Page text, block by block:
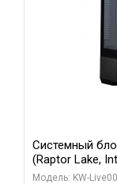
Системный
(Raptor Lake,
модуля)/ Palit
Модель: KW-